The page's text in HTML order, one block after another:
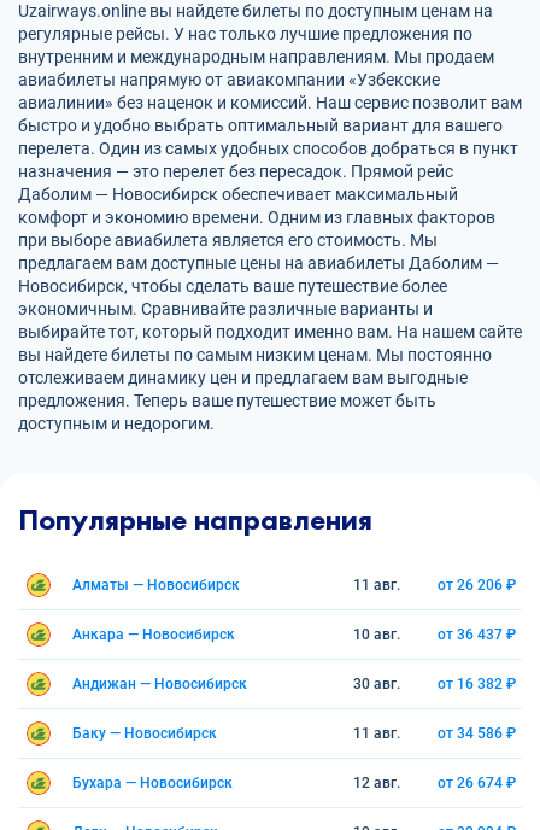
Uzairways.online вы найдете билеты по доступным ценам на
регулярные рейсы. У нас только лучшие предложения по
внутренним и международным направлениям. Мы продаем
авиабилеты напрямую от авиакомпании «Узбекские
авиалинии» без наценок и комиссий. Наш сервис позволит вам
быстро и удобно выбрать оптимальный вариант для вашего
перелета. Один из самых удобных способов добраться в пункт
назначения — это перелет без пересадок. Прямой рейс
Даболим — Новосибирск обеспечивает максимальный
комфорт и экономию времени. Одним из главных факторов
при выборе авиабилета является его стоимость. Мы
предлагаем вам доступные цены на авиабилеты Даболим —
Новосибирск, чтобы сделать ваше путешествие более
экономичным. Сравнивайте различные варианты и
выбирайте тот, который подходит именно вам. На нашем сайте
вы найдете билеты по самым низким ценам. Мы постоянно
отслеживаем динамику цен и предлагаем вам выгодные
предложения. Теперь ваше путешествие может быть
доступным и недорогим.
Популярные направления
Алматы — Новосибирск 11 авг. от 26 206 ₽
Анкара — Новосибирск 10 авг. от 36 437 ₽
Андижан — Новосибирск 30 авг. от 16 382 ₽
Баку — Новосибирск 11 авг. от 34 586 ₽
Бухара — Новосибирск 12 авг. от 26 674 ₽